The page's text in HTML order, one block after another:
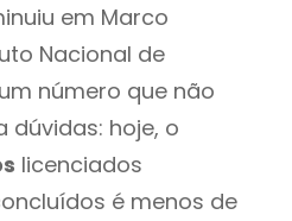
em Marco
Nacional de
número que não
dúvidas: hoje, o
licenciados
é menos de